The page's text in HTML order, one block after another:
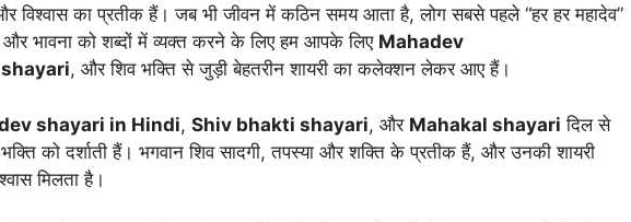
विश्वास का प्रतीक हैं। जब भी जीवन में कठिन समय आता है, लोग सबसे पहले “हर हर महादेव”
भावना को शब्दों में व्यक्त करने के लिए हम आपके लिए Mahadev
, और शिव भक्ति से जुड़ी बेहतरीन शायरी का कलेक्शन लेकर आए हैं।
shayari in Hindi, Shiv bhakti shayari, और Mahakal shayari दिल से
को दर्शाती हैं। भगवान शिव सादगी, तपस्या और शक्ति के प्रतीक हैं, और उनकी शायरी
मिलता है।